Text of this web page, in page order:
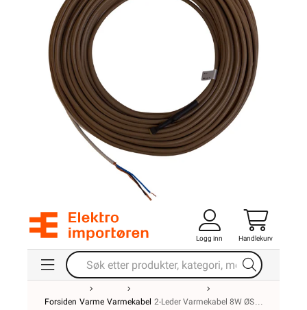
Logg inn Handlekurv
Forsiden Varme Varmekabel 2-Leder Varmekabel 8W ØS